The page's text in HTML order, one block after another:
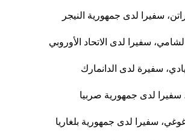
سفيرا لدى جمهورية النيجر
سفيرا لدى الاتحاد الأوروبي
سفيرة لدى الدانمارك
سفيرا لدى جمهورية صربيا
سفيرا لدى جمهورية بلغاريا